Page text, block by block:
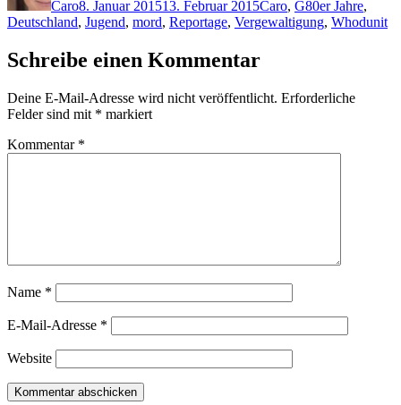
Caro8. Januar 201513. Februar 2015Caro, G80er Jahre,
Deutschland, Jugend, mord, Reportage, Vergewaltigung, Whodunit
Schreibe einen Kommentar
Deine E-Mail-Adresse wird nicht veröffentlicht. Erforderliche
Felder sind mit * markiert
Kommentar *
Name *
E-Mail-Adresse *
Website